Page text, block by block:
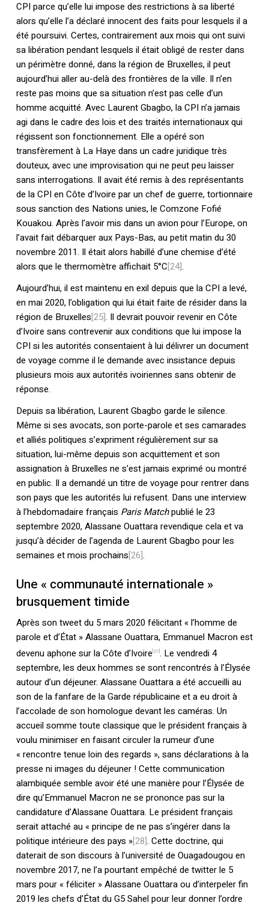
CPI parce qu’elle lui impose des restrictions à sa liberté
alors qu’elle l’a déclaré innocent des faits pour lesquels il a
été poursuivi. Certes, contrairement aux mois qui ont suivi
sa libération pendant lesquels il était obligé de rester dans
un périmètre donné, dans la région de Bruxelles, il peut
aujourd’hui aller au-delà des frontières de la ville. Il n’en
reste pas moins que sa situation n’est pas celle d’un
homme acquitté. Avec Laurent Gbagbo, la CPI n’a jamais
agi dans le cadre des lois et des traités internationaux qui
régissent son fonctionnement. Elle a opéré son
transfèrement à La Haye dans un cadre juridique très
douteux, avec une improvisation qui ne peut peu laisser
sans interrogations. Il avait été remis à des représentants
de la CPI en Côte d’Ivoire par un chef de guerre, tortionnaire
sous sanction des Nations unies, le Comzone Fofié
Kouakou. Après l’avoir mis dans un avion pour l’Europe, on
l’avait fait débarquer aux Pays-Bas, au petit matin du 30
novembre 2011. Il était alors habillé d’une chemise d’été
alors que le thermomètre affichait 5°C[24].
Aujourd’hui, il est maintenu en exil depuis que la CPI a levé,
en mai 2020, l’obligation qui lui était faite de résider dans la
région de Bruxelles[25]. Il devrait pouvoir revenir en Côte
d’Ivoire sans contrevenir aux conditions que lui impose la
CPI si les autorités consentaient à lui délivrer un document
de voyage comme il le demande avec insistance depuis
plusieurs mois aux autorités ivoiriennes sans obtenir de
réponse.
Depuis sa libération, Laurent Gbagbo garde le silence.
Même si ses avocats, son porte-parole et ses camarades
et alliés politiques s’expriment régulièrement sur sa
situation, lui-même depuis son acquittement et son
assignation à Bruxelles ne s’est jamais exprimé ou montré
en public. Il a demandé un titre de voyage pour rentrer dans
son pays que les autorités lui refusent. Dans une interview
à l’hebdomadaire français Paris Matchpublié le 23
septembre 2020, Alassane Ouattara revendique cela et va
jusqu’à décider de l’agenda de Laurent Gbagbo pour les
semaines et mois prochains[26].
Une « communauté internationale »
brusquement timide
Après son tweet du 5 mars 2020 félicitant « l’homme de
parole et d’État » Alassane Ouattara, Emmanuel Macron est
devenu aphone sur la Côte d’Ivoire[27]. Le vendredi 4
septembre, les deux hommes se sont rencontrés à l’Élysée
autour d’un déjeuner. Alassane Ouattara a été accueilli au
son de la fanfare de la Garde républicaine et a eu droit à
l’accolade de son homologue devant les caméras. Un
accueil somme toute classique que le président français à
voulu minimiser en faisant circuler la rumeur d’une
« rencontre tenue loin des regards », sans déclarations à la
presse ni images du déjeuner ! Cette communication
alambiquée semble avoir été une manière pour l’Élysée de
dire qu’Emmanuel Macron ne se prononce pas sur la
candidature d’Alassane Ouattara. Le président français
serait attaché au « principe de ne pas s’ingérer dans la
politique intérieure des pays »[28]. Cette doctrine, qui
daterait de son discours à l’université de Ouagadougou en
novembre 2017, ne l’a pourtant empêché de twitter le 5
mars pour « féliciter » Alassane Ouattara ou d’interpeler fin
2019 les chefs d’État du G5 Sahel pour leur donner l’ordre